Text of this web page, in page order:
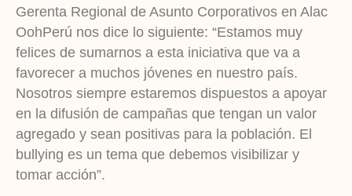
Gerenta Regional de Asunto Corporativos en Alac
OohPerú nos dice lo siguiente: “Estamos muy
felices de sumarnos a esta iniciativa que va a
favorecer a muchos jóvenes en nuestro país.
Nosotros siempre estaremos dispuestos a apoyar
en la difusión de campañas que tengan un valor
agregado y sean positivas para la población. El
bullying es un tema que debemos visibilizar y
tomar acción”.